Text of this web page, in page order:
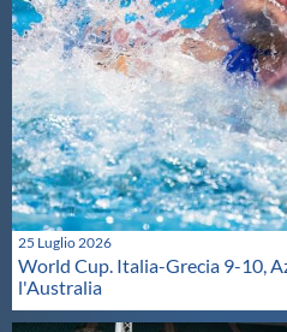
25 Luglio 2026
World Cup. Italia-Grecia 9-10,
l'Australia